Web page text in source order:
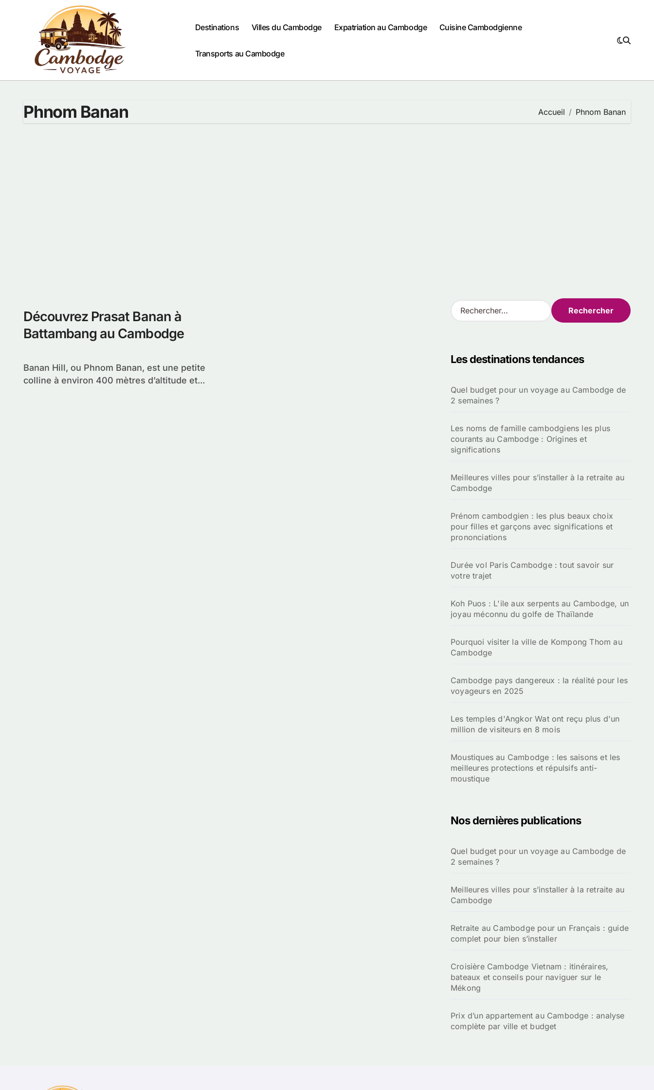
Destinations Villes du Cambodge Expatriation au Cambodge Cuisine Cambodgienne
Transports au Cambodge
Phnom Banan Accueil Phnom Banan
Découvrez Prasat Banan à
Battambang au Cambodge
Banan Hill, ou Phnom Banan, est une petite
colline à environ 400 mètres d’altitude et...
R
e
r
e
r
Les destinations tendances
Quel budget pour un voyage au Cambodge de
2 semaines ?
Les noms de famille cambodgiens les plus
courants au Cambodge : Origines et
significations
Meilleures villes pour s’installer à la retraite au
Cambodge
Prénom cambodgien : les plus beaux choix
pour filles et garçons avec significations et
prononciations
Durée vol Paris Cambodge : tout savoir sur
votre trajet
Koh Puos : L'ile aux serpents au Cambodge, un
joyau méconnu du golfe de Thaïlande
Pourquoi visiter la ville de Kompong Thom au
Cambodge
Cambodge pays dangereux : la réalité pour les
voyageurs en 2025
Les temples d'Angkor Wat ont reçu plus d'un
million de visiteurs en 8 mois
Moustiques au Cambodge : les saisons et les
meilleures protections et répulsifs anti-
moustique
Nos dernières publications
Quel budget pour un voyage au Cambodge de
2 semaines ?
Meilleures villes pour s’installer à la retraite au
Cambodge
Retraite au Cambodge pour un Français : guide
complet pour bien s’installer
Croisière Cambodge Vietnam : itinéraires,
bateaux et conseils pour naviguer sur le
Mékong
Prix d’un appartement au Cambodge : analyse
complète par ville et budget